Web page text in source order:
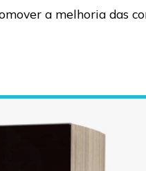
a melhoria das